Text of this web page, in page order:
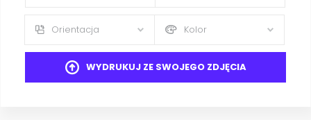
Orientacja Kolor
WYDRUKUJ ZE SWOJEGO ZDJĘCIA